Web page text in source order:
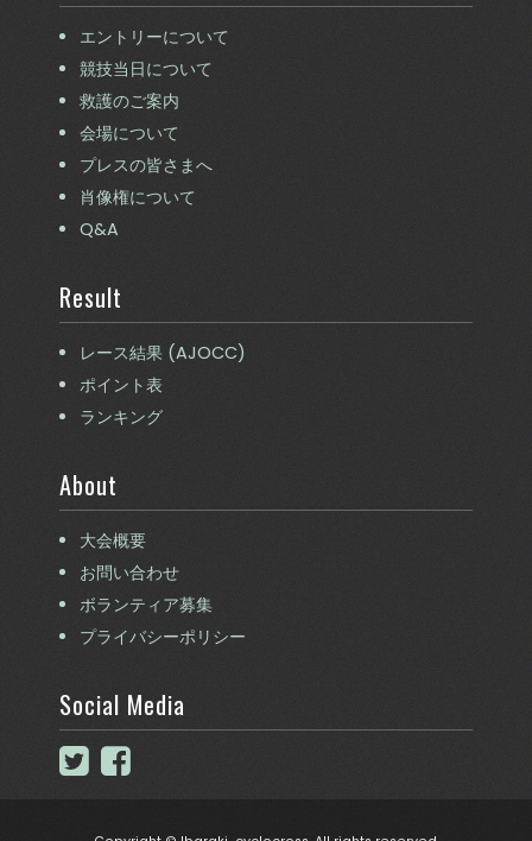
エントリーについて
競技当日について
救護のご案内
会場について
プレスの皆さまへ
肖像権について
Q&A
Result
レース結果 (AJOCC)
ポイント表
ランキング
About
大会概要
お問い合わせ
ボランティア募集
プライバシーポリシー
Social Media